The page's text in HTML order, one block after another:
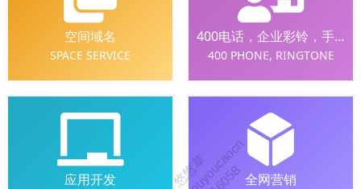
空间域名
SPACE SERVICE
400电话，企业彩铃，手机彩铃，视频彩铃
400 PHONE, RINGTONE
应用开发 全网营销